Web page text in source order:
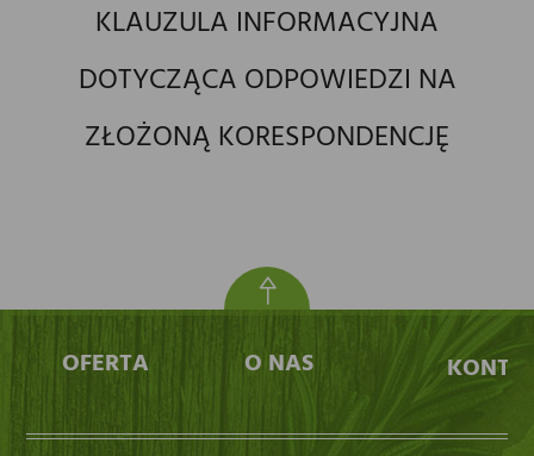
KLAUZULA INFORMACYJNA
DOTYCZĄCA ODPOWIEDZI NA
ZŁOŻONĄ KORESPONDENCJĘ
OFERTA O NAS